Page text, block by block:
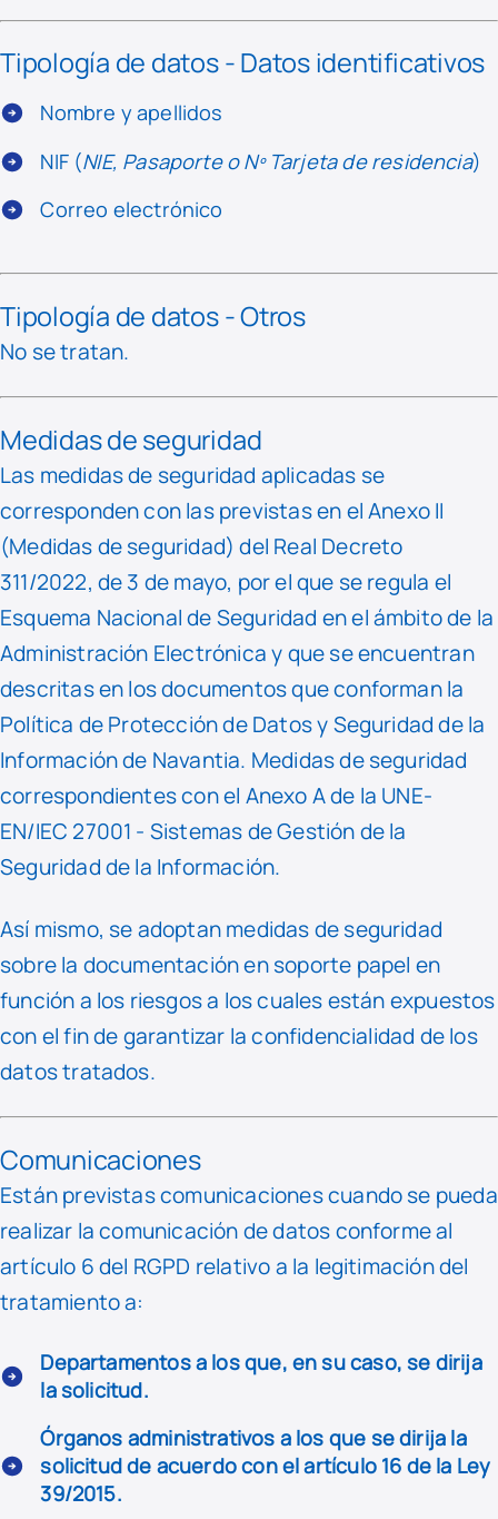
Tipología de datos - Datos identificativos
Nombre y apellidos
NIF (NIE, Pasaporte o Nº Tarjeta de residencia)
Correo electrónico
Tipología de datos - Otros
No se tratan.
Medidas de seguridad
Las medidas de seguridad aplicadas se
corresponden con las previstas en el Anexo II
(Medidas de seguridad) del Real Decreto
311/2022, de 3 de mayo, por el que se regula el
Esquema Nacional de Seguridad en el ámbito de la
Administración Electrónica y que se encuentran
descritas en los documentos que conforman la
Política de Protección de Datos y Seguridad de la
Información de Navantia. Medidas de seguridad
correspondientes con el Anexo A de la UNE-
EN/IEC 27001 - Sistemas de Gestión de la
Seguridad de la Información.
Así mismo, se adoptan medidas de seguridad
sobre la documentación en soporte papel en
función a los riesgos a los cuales están expuestos
con el fin de garantizar la confidencialidad de los
datos tratados.
Comunicaciones
Están previstas comunicaciones cuando se pueda
realizar la comunicación de datos conforme al
artículo 6 del RGPD relativo a la legitimación del
tratamiento a:
Departamentos a los que, en su caso, se dirija
la solicitud.
Órganos administrativos a los que se dirija la
solicitud de acuerdo con el artículo 16 de la Ley
39/2015.